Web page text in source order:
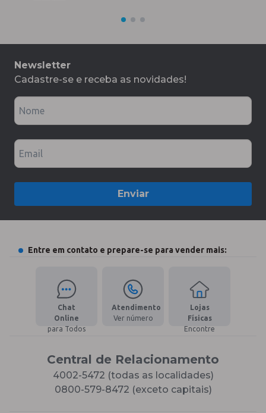
Newsletter
Cadastre-se e receba as novidades!
Nome
Email
Enviar
Entre em contato e prepare-se para vender mais:
Chat
Online
para Todos
Atendimento
Ver número
Lojas
Físicas
Encontre
Central de Relacionamento
4002-5472 (todas as localidades)
0800-579-8472 (exceto capitais)